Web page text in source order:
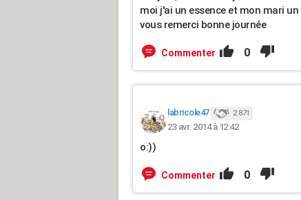
moi j'ai un essence et mon mari
vous remerci bonne journée
Commenter 0
labricole47 2 871
23 avr. 2014 à 12:42
o:))
Commenter 0